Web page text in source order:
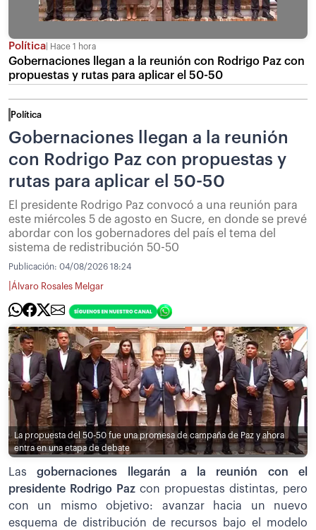
Política Hace 1 hora
Gobernaciones llegan a la reunión con Rodrigo Paz con
propuestas y rutas para aplicar el 50-50
Política
Gobernaciones llegan a la reunión
con Rodrigo Paz con propuestas y
rutas para aplicar el 50-50
El presidente Rodrigo Paz convocó a una reunión para
este miércoles 5 de agosto en Sucre, en donde se prevé
abordar con los gobernadores del país el tema del
sistema de redistribución 50-50
Publicación: 04/08/2026 18:24
Álvaro Rosales Melgar
La propuesta del 50-50 fue una promesa de campaña de Paz y ahora
entra en una etapa de debate
Lasgobernaciones llegarán a la reunión con el
presidente Rodrigo Paz con propuestas distintas, pero
con un mismo objetivo: avanzar hacia un nuevo
esquema de distribución de recursos bajo el modelo